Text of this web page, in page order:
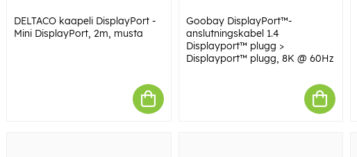
DELTACO kaapeli DisplayPort -
Mini DisplayPort, 2m, musta
Goobay DisplayPort™-
anslutningskabel 1.4
Displayport™ plugg >
Displayport™ plugg, 8K @ 60Hz